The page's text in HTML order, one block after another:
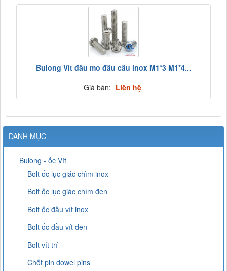
Bulong Vít đầu mo đầu cầu inox M1*3 M1*4...
Giá bán: Liên hệ
DANH MỤC
Bulong - ốc Vít
Bolt ốc lục giác chìm inox
Bolt ốc lục giác chìm đen
Bolt ốc đầu vít inox
Bolt ốc đầu vít đen
Bolt vít trí
Chốt pin dowel pins